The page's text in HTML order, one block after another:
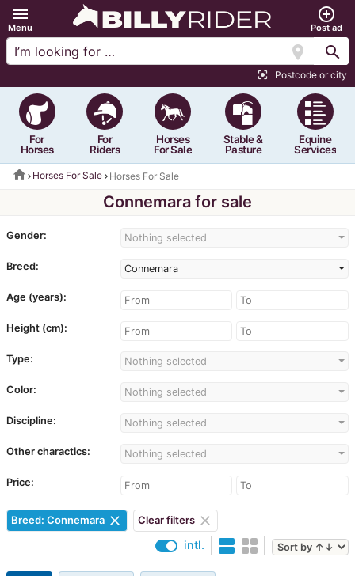
menu
Menu
add_circle_outline
Post ad
location_on search
center_focus_strong Postcode or city
For
Horses
For
Riders
Horses
For Sale
Stable &
Pasture
Equine
Services
home Horses For Sale Horses For Sale
Connemara for sale
Gender: Nothing selected
Breed: Connemara
Age (years):
Height (cm):
Type: Nothing selected
Color: Nothing selected
Discipline: Nothing selected
Other charactics: Nothing selected
Price:
Breed: Connemara clear Clear filters clear
intl.